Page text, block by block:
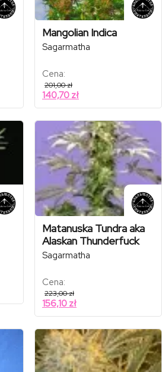
Mangolian Indica
Sagarmatha
Cena:
201,00zł
140,70 zł
Matanuska Tundra aka
Alaskan Thunderfuck
Sagarmatha
Cena:
223,00zł
156,10 zł